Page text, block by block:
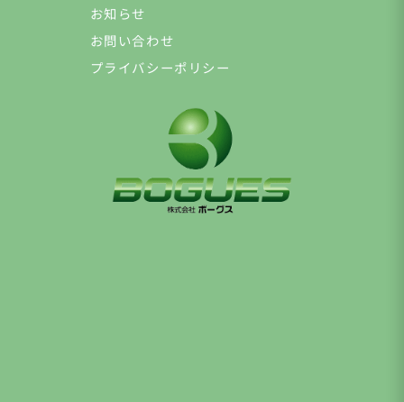
お知らせ
お問い合わせ
プライバシーポリシー